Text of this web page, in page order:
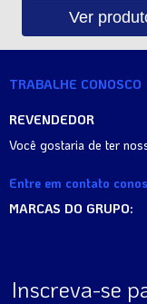
Ver
TRABALHE CONOSCO
REVENDEDOR
Você gostaria de ter
Entre em contato
MARCAS DO GRUPO:
Inscreva-se